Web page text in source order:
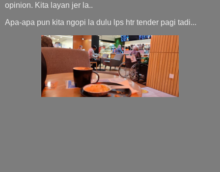
opinion. Kita layan jer la..
Apa-apa pun kita ngopi la dulu lps htr tender pagi tadi...